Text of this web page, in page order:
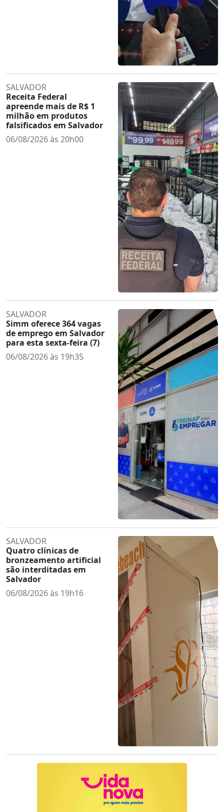
SALVADOR
Receita Federal
apreende mais de R$ 1
milhão em produtos
falsificados em Salvador
06/08/2026 às 20h00
SALVADOR
Simm oferece 364 vagas
de emprego em Salvador
para esta sexta-feira (7)
06/08/2026 às 19h35
SALVADOR
Quatro clínicas de
bronzeamento artificial
são interditadas em
Salvador
06/08/2026 às 19h16